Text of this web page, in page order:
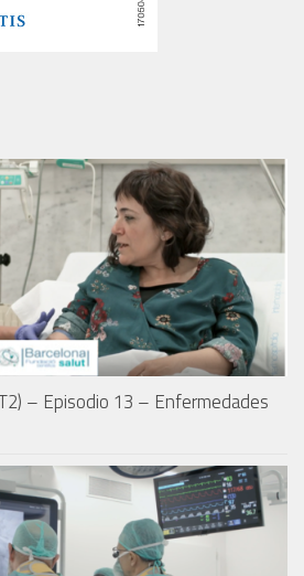
– Episodio 13 – Enfermedades